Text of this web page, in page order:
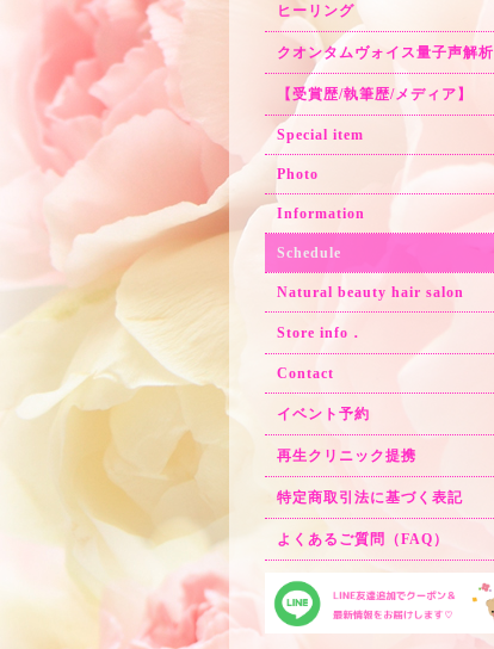
ヒーリング
クオンタムヴォイス量子声解析
【受賞歴/執筆歴/メディア】
Special item
Photo
Information
Schedule
Natural beauty hair salon
Store info．
Contact
イベント予約
再生クリニック提携
特定商取引法に基づく表記
よくあるご質問（FAQ）